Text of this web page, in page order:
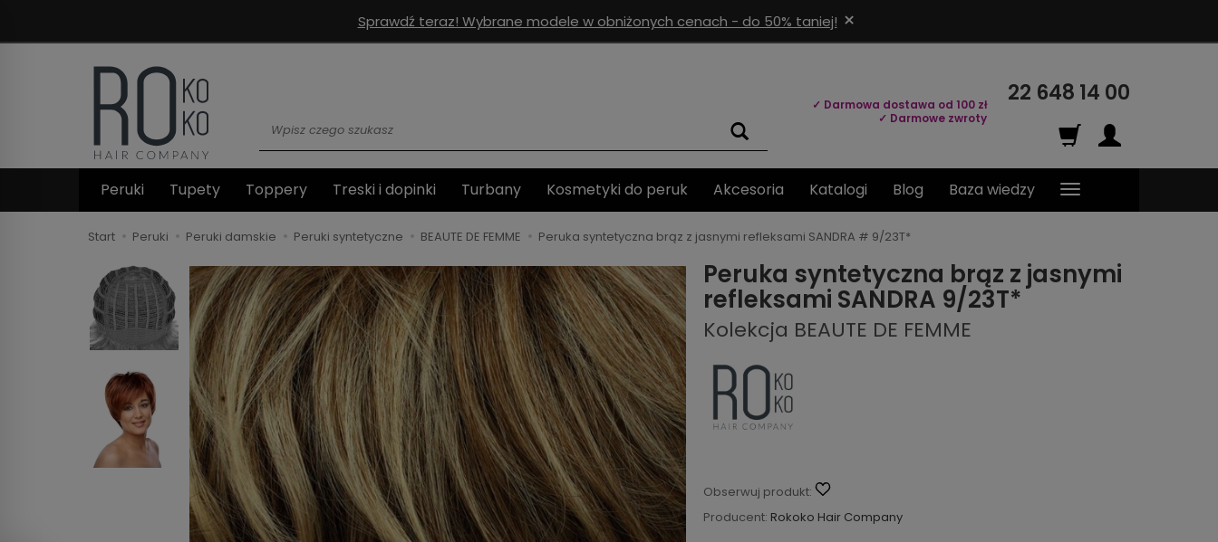
Sprawdź teraz! Wybrane modele w obniżonych cenach - do 50% taniej! ×
✓ Darmowa dostawa od 100 zł
✓ Darmowe zwroty
22 648 14 00
Peruki Tupety Toppery Treski i dopinki Turbany Kosmetyki do peruk Akcesoria Katalogi Blog Baza wiedzy
Start Peruki Peruki damskie Peruki syntetyczne BEAUTE DE FEMME Peruka syntetyczna brąz z jasnymi refleksami SANDRA # 9/23T*
Peruka syntetyczna brąz z jasnymi
refleksami SANDRA 9/23T*
Kolekcja BEAUTE DE FEMME
Obserwuj produkt:
Producent: Rokoko Hair Company